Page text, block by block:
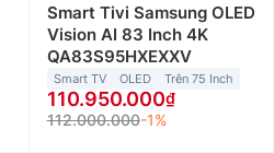
Smart Tivi Samsung OLED
Vision AI 83 Inch 4K
QA83S95HXEXXV
Smart TV OLED Trên 75 Inch
110.950.000
112.000.000-1%